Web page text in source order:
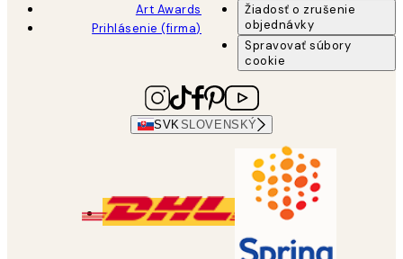
Art Awards
Prihlásenie (firma)
Žiadosť o zrušenie
objednávky
Spravovať súbory
cookie
SVKSLOVENSKÝ